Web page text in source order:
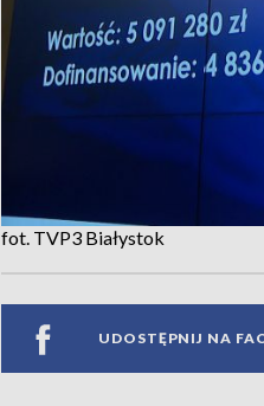
fot. TVP3 Białystok
UDOSTĘPNIJ NA